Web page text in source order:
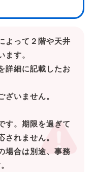
よって２階や天井
ます。
詳細に記載したお
ざいません。
す。期限を過ぎて
されません。
場合は別途、事務